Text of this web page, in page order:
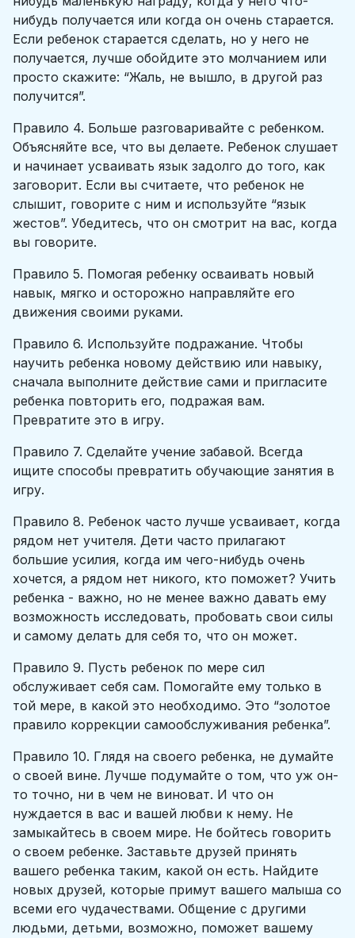
нибудь получается или когда он очень старается.
Если ребенок старается сделать, но у него не
получается, лучше обойдите это молчанием или
просто скажите: “Жаль, не вышло, в другой раз
получится”.
Правило 4. Больше разговаривайте с ребенком.
Объясняйте все, что вы делаете. Ребенок слушает
и начинает усваивать язык задолго до того, как
заговорит. Если вы считаете, что ребенок не
слышит, говорите с ним и используйте “язык
жестов”. Убедитесь, что он смотрит на вас, когда
вы говорите.
Правило 5. Помогая ребенку осваивать новый
навык, мягко и осторожно направляйте его
движения своими руками.
Правило 6. Используйте подражание. Чтобы
научить ребенка новому действию или навыку,
сначала выполните действие сами и пригласите
ребенка повторить его, подражая вам.
Превратите это в игру.
Правило 7. Сделайте учение забавой. Всегда
ищите способы превратить обучающие занятия в
игру.
Правило 8. Ребенок часто лучше усваивает, когда
рядом нет учителя. Дети часто прилагают
большие усилия, когда им чего-нибудь очень
хочется, а рядом нет никого, кто поможет? Учить
ребенка - важно, но не менее важно давать ему
возможность исследовать, пробовать свои силы
и самому делать для себя то, что он может.
Правило 9. Пусть ребенок по мере сил
обслуживает себя сам. Помогайте ему только в
той мере, в какой это необходимо. Это “золотое
правило коррекции самообслуживания ребенка”.
Правило 10. Глядя на своего ребенка, не думайте
о своей вине. Лучше подумайте о том, что уж он-
то точно, ни в чем не виноват. И что он
нуждается в вас и вашей любви к нему. Не
замыкайтесь в своем мире. Не бойтесь говорить
о своем ребенке. Заставьте друзей принять
вашего ребенка таким, какой он есть. Найдите
новых друзей, которые примут вашего малыша со
всеми его чудачествами. Общение с другими
людьми, детьми, возможно, поможет вашему